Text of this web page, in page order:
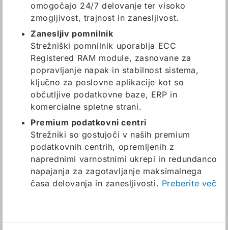
omogočajo 24/7 delovanje ter visoko
zmogljivost, trajnost in zanesljivost.
Zanesljiv pomnilnik
Strežniški pomnilnik uporablja ECC
Registered RAM module, zasnovane za
popravljanje napak in stabilnost sistema,
ključno za poslovne aplikacije kot so
občutljive podatkovne baze, ERP in
komercialne spletne strani.
Premium podatkovni centri
Strežniki so gostujoči v naših premium
podatkovnih centrih, opremljenih z
naprednimi varnostnimi ukrepi in redundanco
napajanja za zagotavljanje maksimalnega
časa delovanja in zanesljivosti. Preberite več